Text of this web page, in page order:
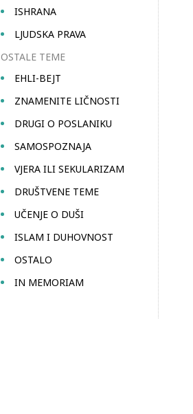
ISHRANA
LJUDSKA PRAVA
OSTALE TEME
EHLI-BEJT
ZNAMENITE LIČNOSTI
DRUGI O POSLANIKU
SAMOSPOZNAJA
VJERA ILI SEKULARIZAM
DRUŠTVENE TEME
UČENJE O DUŠI
ISLAM I DUHOVNOST
OSTALO
IN MEMORIAM